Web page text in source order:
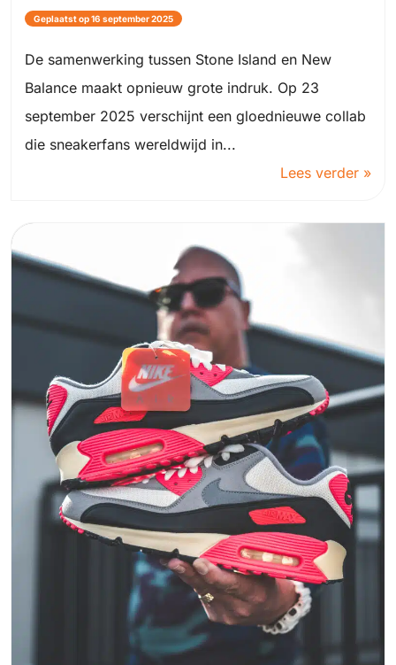
Geplaatst op 16 september 2025
De samenwerking tussen Stone Island en New
Balance maakt opnieuw grote indruk. Op 23
september 2025 verschijnt een gloednieuwe collab
die sneakerfans wereldwijd in...
Lees verder »